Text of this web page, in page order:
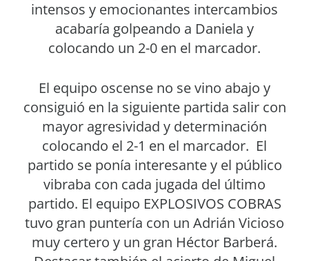
intensos y emocionantes intercambios
acabaría golpeando a Daniela y
colocando un 2-0 en el marcador.
El equipo oscense no se vino abajo y
consiguió en la siguiente partida salir con
mayor agresividad y determinación
colocando el 2-1 en el marcador. El
partido se ponía interesante y el público
vibraba con cada jugada del último
partido. El equipo EXPLOSIVOS COBRAS
tuvo gran puntería con un Adrián Vicioso
muy certero y un gran Héctor Barberá.